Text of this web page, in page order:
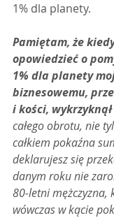
1% dla planety.
Pamiętam, że
opowiedzieć o
1% dla planety
biznesowemu,
i kości,
całego obrotu, nie
całkiem pokaźna
deklarujesz się
danym roku nie
80-letni mężczyzna,
wówczas w kącie